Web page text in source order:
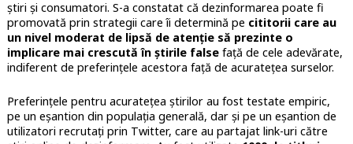
știri și consumatori. S-a constatat că dezinformarea poate fi
promovată prin strategii care îi determină pe cititorii care au
un nivel moderat de lipsă de atenţie să prezinte o
implicare mai crescută în ştirile false faţă de cele adevărate,
indiferent de preferinţele acestora faţă de acurateţea surselor.
Preferinţele pentru acurateţea ştirilor au fost testate empiric,
pe un eşantion din populaţia generală, dar şi pe un eşantion de
utilizatori recrutaţi prin Twitter, care au partajat link-uri către